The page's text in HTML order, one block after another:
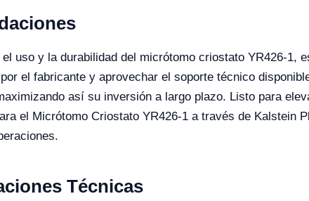
uso y la durabilidad del micrótomo criostato YR426-1,
el fabricante y aprovechar el soporte técnico
así su inversión a largo plazo. Listo para
el Micrótomo Criostato YR426-1 a través de Kalstein
Técnicas